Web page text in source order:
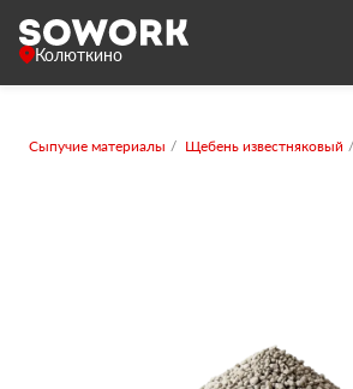
Колюткино
Сыпучие материалы Щебень известняковый